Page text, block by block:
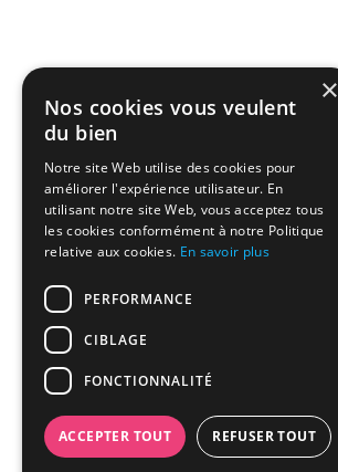
×
Nos cookies vous veulent
du bien
Notre site Web utilise des cookies pour
améliorer l'expérience utilisateur. En
utilisant notre site Web, vous acceptez tous
les cookies conformément à notre Politique
relative aux cookies. En savoir plus
PERFORMANCE
CIBLAGE
FONCTIONNALITÉ
ACCEPTER TOUT REFUSER TOUT